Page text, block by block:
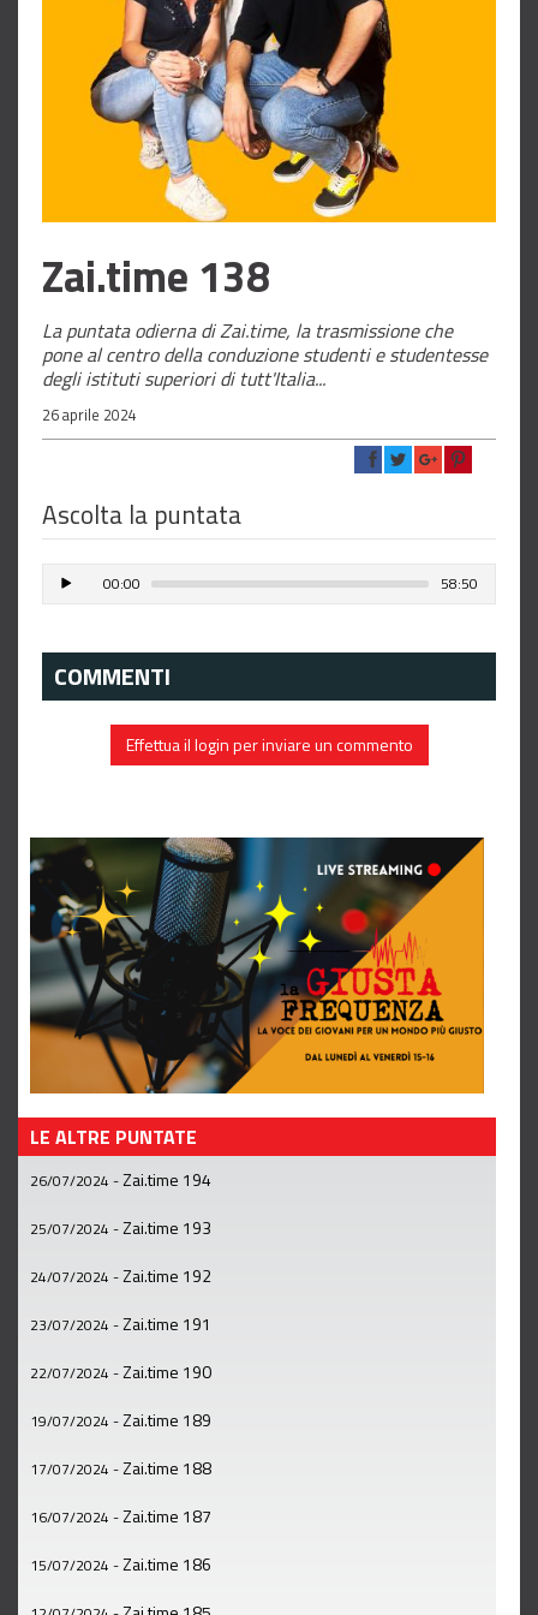
Zai.time 138
La puntata odierna di Zai.time, la trasmissione che
pone al centro della conduzione studenti e studentesse
degli istituti superiori di tutt'Italia...
26 aprile 2024
Ascolta la puntata
00:00 58:50
COMMENTI
Effettua il login per inviare un commento
LE ALTRE PUNTATE
26/07/2024 -Zai.time 194
25/07/2024 -Zai.time 193
24/07/2024 -Zai.time 192
23/07/2024 -Zai.time 191
22/07/2024 -Zai.time 190
19/07/2024 -Zai.time 189
17/07/2024 -Zai.time 188
16/07/2024 -Zai.time 187
15/07/2024 -Zai.time 186